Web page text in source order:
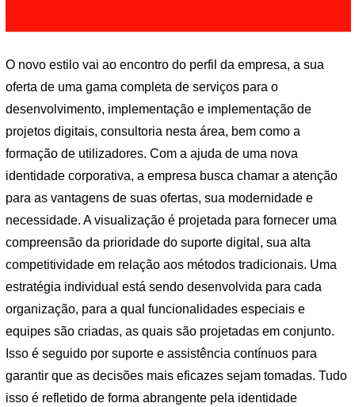
O novo estilo vai ao encontro do perfil da empresa, a sua
oferta de uma gama completa de serviços para o
desenvolvimento, implementação e implementação de
projetos digitais, consultoria nesta área, bem como a
formação de utilizadores. Com a ajuda de uma nova
identidade corporativa, a empresa busca chamar a atenção
para as vantagens de suas ofertas, sua modernidade e
necessidade. A visualização é projetada para fornecer uma
compreensão da prioridade do suporte digital, sua alta
competitividade em relação aos métodos tradicionais. Uma
estratégia individual está sendo desenvolvida para cada
organização, para a qual funcionalidades especiais e
equipes são criadas, as quais são projetadas em conjunto.
Isso é seguido por suporte e assistência contínuos para
garantir que as decisões mais eficazes sejam tomadas. Tudo
isso é refletido de forma abrangente pela identidade